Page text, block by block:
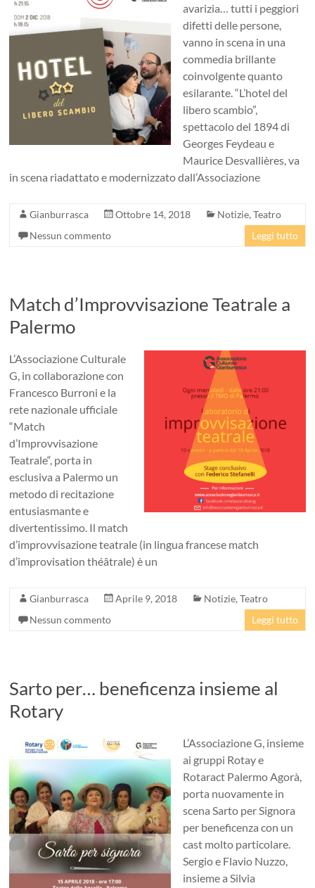
avarizia… tutti i peggiori
difetti delle persone,
vanno in scena in una
commedia brillante
coinvolgente quanto
esilarante. “L’hotel del
libero scambio”,
spettacolo del 1894 di
Georges Feydeau e
Maurice Desvallières, va
in scena riadattato e modernizzato dall’Associazione
Gianburrasca Ottobre 14, 2018 Notizie,Teatro
Nessun commento
Leggi tutto
Match d’Improvvisazione Teatrale a
Palermo
L’Associazione Culturale
G, in collaborazione con
Francesco Burroni e la
rete nazionale ufficiale
“Match
d’Improvvisazione
Teatrale“, porta in
esclusiva a Palermo un
metodo di recitazione
entusiasmante e
divertentissimo. Il match
d’improvvisazione teatrale (in lingua francese match
d’improvisation théâtrale) è un
Gianburrasca Aprile 9, 2018 Notizie,Teatro
Nessun commento
Leggi tutto
Sarto per… beneficenza insieme al
Rotary
L’Associazione G, insieme
ai gruppi Rotay e
Rotaract Palermo Agorà,
porta nuovamente in
scena Sarto per Signora
per beneficenza con un
cast molto particolare.
Sergio e Flavio Nuzzo,
insieme a Silvia